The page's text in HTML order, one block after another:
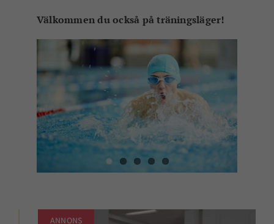
Välkommen du också på träningsläger!